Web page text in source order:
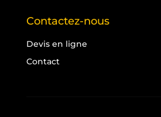
Contactez-nous
Devis en ligne
Contact